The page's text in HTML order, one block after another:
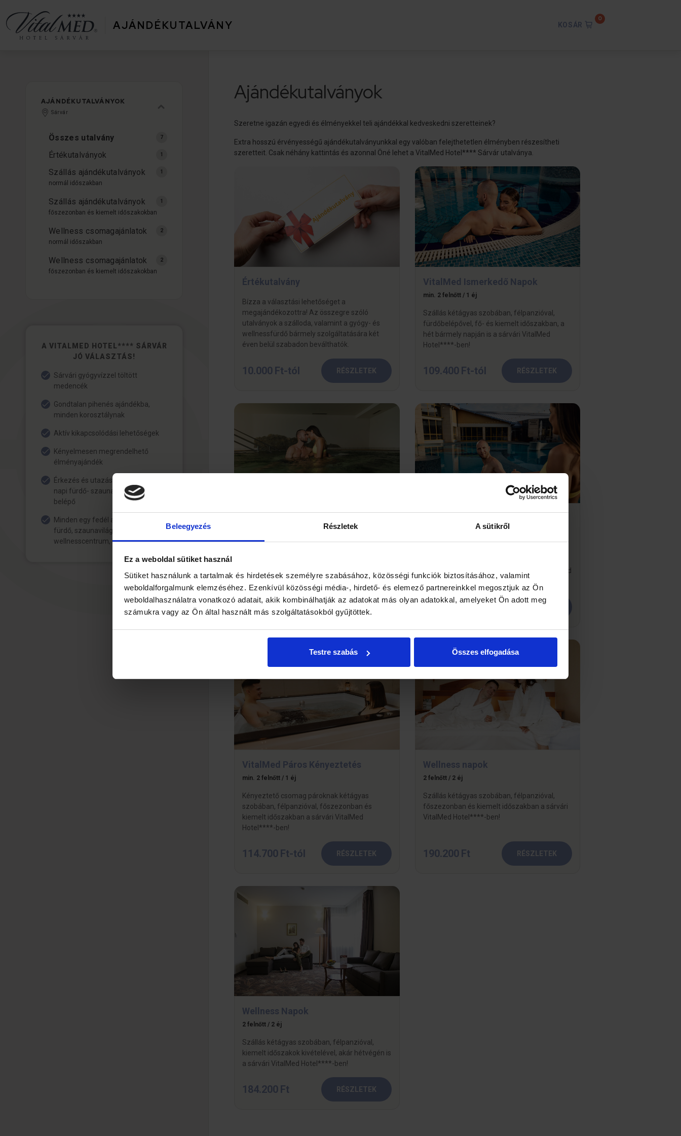
Beleegyezés Részletek A sütikről
Ez a weboldal sütiket használ
Sütiket használunk a tartalmak és hirdetések személyre szabásához, közösségi funkciók biztosításához, valamint
weboldalforgalmunk elemzéséhez. Ezenkívül közösségi média-, hirdető- és elemező partnereinkkel megosztjuk az Ön
weboldalhasználatra vonatkozó adatait, akik kombinálhatják az adatokat más olyan adatokkal, amelyeket Ön adott meg
számukra vagy az Ön által használt más szolgáltatásokból gyűjtöttek.
Testre szabás Összes elfogadása
AJÁNDÉKUTALVÁNY KOSÁR
AJÁNDÉKUTALVÁNYOK
Sárvár
Összes utalvány
Értékutalványok
Szállás ajándékutalványok
normál időszakban
Szállás ajándékutalványok
főszezonban és kiemelt időszakokban
Wellness csomagajánlatok
normál időszakban
Wellness csomagajánlatok
főszezonban és kiemelt időszakokban
A VITALMED HOTEL**** SÁRVÁR
JÓ VÁLASZTÁS!
Sárvári gyógyvízzel töltött
medencék
Gondtalan pihenés ajándékba,
minden korosztálynak
Aktív kikapcsolódási lehetőségek
Kényelmesen megrendelhető
élményajándék
Érkezés és utazás napján is teljes
napi fürdő- szauna- és fitnesz
belépő
Minden egy fedél alatt – szálloda,
fürdő, szaunavilág, gyógyászat,
wellnesscentrum, fitnesz terem
Ajándékutalványok
Szeretne igazán egyedi és élményekkel teli ajándékkal kedveskedni szeretteinek?
Extra hosszú érvényességű ajándékutalványunkkal egy valóban felejthetetlen élményben részesítheti
szeretteit. Csak néhány kattintás és azonnal Öné lehet a VitalMed Hotel**** Sárvár utalványa.
Értékutalvány
Bízza a választási lehetőséget a
megajándékozottra! Az összegre szóló
utalványok a szálloda, valamint a gyógy- és
wellnessfürdő bármely szolgáltatására két
éven belül szabadon beválthatók.
10.000 Ft-tól RÉSZLETEK
VitalMed Ismerkedő Napok
min. 2 felnőtt / 1 éj
Szállás kétágyas szobában, félpanzióval,
fürdőbelépővel, fő- és kiemelt időszakban, a
hét bármely napján is a sárvári VitalMed
Hotel****-ben!
109.400 Ft-tól RÉSZLETEK
106.400 Ft-tól
kivételével, akár hétvégén is a sárvári VitalMed
111.700 Ft-tól
VitalMed Páros Kényeztetés
min. 2 felnőtt / 1 éj
Kényeztető csomag pároknak kétágyas
szobában, félpanzióval, főszezonban és
kiemelt időszakban a sárvári VitalMed
Hotel****-ben!
114.700 Ft-tól RÉSZLETEK
Wellness napok
2 felnőtt / 2 éj
Szállás kétágyas szobában, félpanzióval,
főszezonban és kiemelt időszakban a sárvári
VitalMed Hotel****-ben!
190.200 Ft RÉSZLETEK
Wellness Napok
2 felnőtt / 2 éj
Szállás kétágyas szobában, félpanzióval,
kiemelt időszakok kivételével, akár hétvégén is
a sárvári VitalMed Hotel****-ben!
184.200 Ft RÉSZLETEK